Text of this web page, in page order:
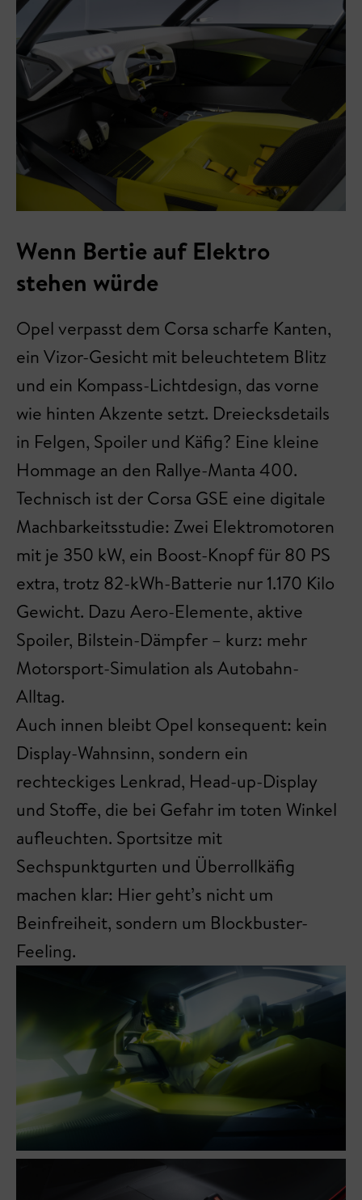
Wenn Bertie auf Elektro
stehen würde
Opel verpasst dem Corsa scharfe Kanten,
ein Vizor-Gesicht mit beleuchtetem Blitz
und ein Kompass-Lichtdesign, das vorne
wie hinten Akzente setzt. Dreiecksdetails
in Felgen, Spoiler und Käfig? Eine kleine
Hommage an den Rallye-Manta 400.
Technisch ist der Corsa GSE eine digitale
Machbarkeitsstudie: Zwei Elektromotoren
mit je 350 kW, ein Boost-Knopf für 80 PS
extra, trotz 82-kWh-Batterie nur 1.170 Kilo
Gewicht. Dazu Aero-Elemente, aktive
Spoiler, Bilstein-Dämpfer – kurz: mehr
Motorsport-Simulation als Autobahn-
Alltag.
Auch innen bleibt Opel konsequent: kein
Display-Wahnsinn, sondern ein
rechteckiges Lenkrad, Head-up-Display
und Stoffe, die bei Gefahr im toten Winkel
aufleuchten. Sportsitze mit
Sechspunktgurten und Überrollkäfig
machen klar: Hier geht’s nicht um
Beinfreiheit, sondern um Blockbuster-
Feeling.